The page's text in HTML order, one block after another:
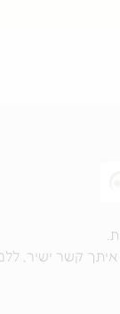
איתך קשר ישיר,